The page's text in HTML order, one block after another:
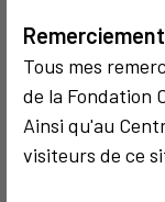
Tous mes
de la Fondation
Ainsi qu'au
visiteurs de ce